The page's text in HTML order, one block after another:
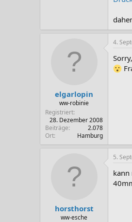
elgarlopin
ww-robinie
Registriert
28. Dezember 2008
Beiträge
2.078
Ort
Hamburg
4.
horsthorst
ww-esche
5.
kann